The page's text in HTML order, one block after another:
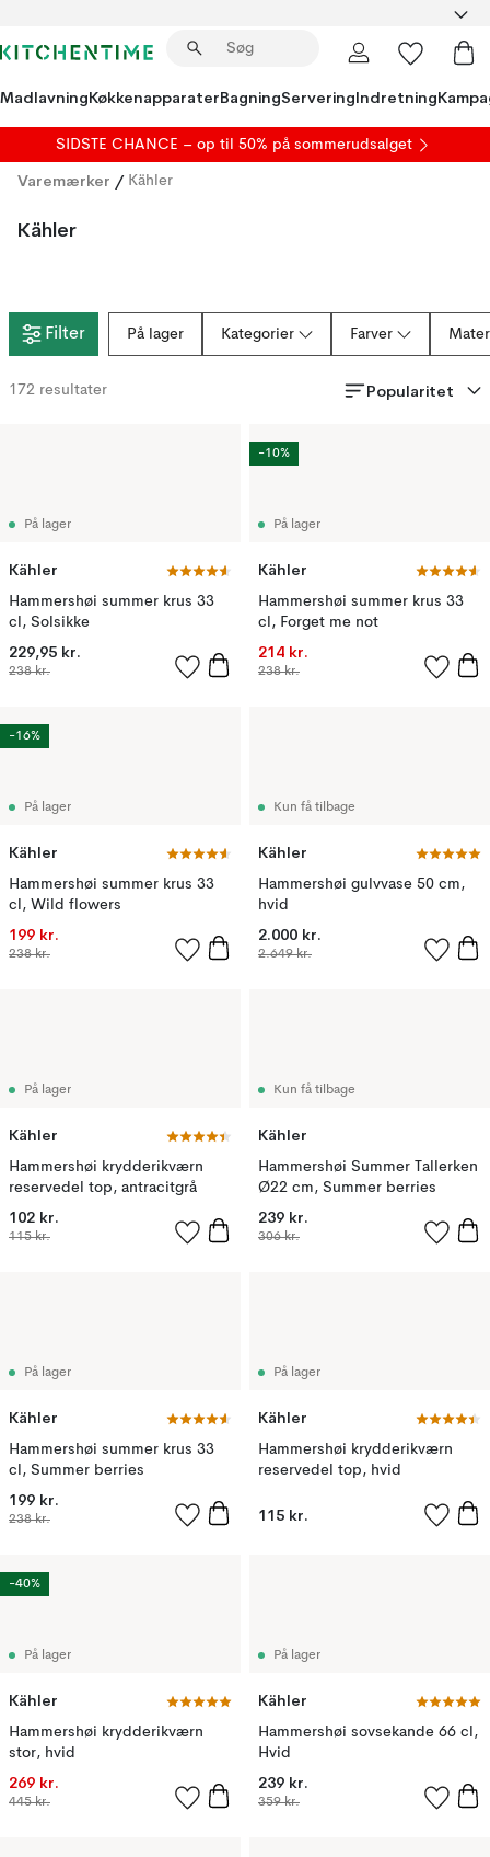
MadlavningKøkkenapparaterBagningServeringIndretning
SIDSTE CHANCE – op til 50% på sommerudsalget
Varemærker / Kähler
Kähler
Filter På lager Kategorier Farver
172 resultater Popularitet
På lager
Kähler
Hammershøi summer krus 33
cl, Solsikke
229,95 kr.
238 kr.
På lager
Kähler
Hammershøi summer krus 33
cl, Forget me not
214 kr.
238 kr.
-10%
På lager
Kähler
Hammershøi summer krus 33
cl, Wild flowers
199 kr.
238 kr.
-16%
Kun få tilbage
Kähler
Hammershøi gulvvase 50 cm,
hvid
2.000 kr.
2.649 kr.
På lager
Kähler
Hammershøi krydderikværn
reservedel top, antracitgrå
102 kr.
115 kr.
Kun få tilbage
Kähler
Hammershøi Summer Tallerken
Ø22 cm, Summer berries
239 kr.
306 kr.
På lager
Kähler
Hammershøi summer krus 33
cl, Summer berries
199 kr.
238 kr.
På lager
Kähler
Hammershøi krydderikværn
reservedel top, hvid
115 kr.
På lager
Kähler
Hammershøi krydderikværn
stor, hvid
269 kr.
445 kr.
-40%
På lager
Kähler
Hammershøi sovsekande 66 cl,
Hvid
239 kr.
359 kr.